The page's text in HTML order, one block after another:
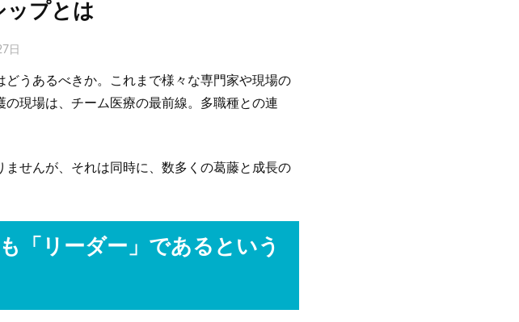
ップとは
日
どうあるべきか。これまで様々な専門家や現場の
現場は、チーム医療の最前線。多職種との連
せんが、それは同時に、数多くの葛藤と成長の
「リーダー」であるという